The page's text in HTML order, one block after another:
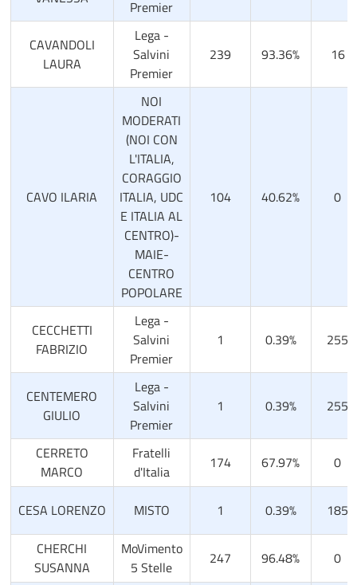
Premier
CAVANDOLI
LAURA
Lega -
Salvini
Premier
239 93.36% 16
CAVO ILARIA
NOI
MODERATI
(NOI CON
L'ITALIA,
CORAGGIO
ITALIA, UDC
E ITALIA AL
CENTRO)-
MAIE-
CENTRO
POPOLARE
104 40.62% 0
CECCHETTI
FABRIZIO
Lega -
Salvini
Premier
1 0.39% 255
CENTEMERO
GIULIO
Lega -
Salvini
Premier
1 0.39% 255
CERRETO
MARCO
Fratelli
d'Italia
174 67.97% 0
CESA LORENZO MISTO 1 0.39%
185
CHERCHI
SUSANNA
MoVimento
5 Stelle
247 96.48%
0